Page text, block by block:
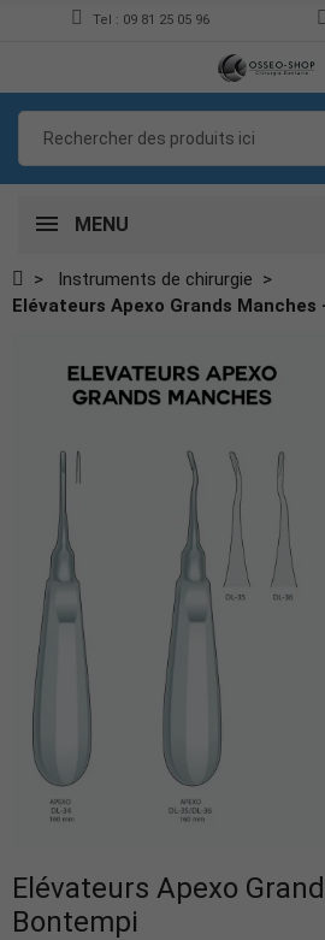
Tel : 09 81 25 05 96
MENU
Instruments de chirurgie
Elévateurs Apexo Grands Manches
Elévateurs Apexo
Bontempi